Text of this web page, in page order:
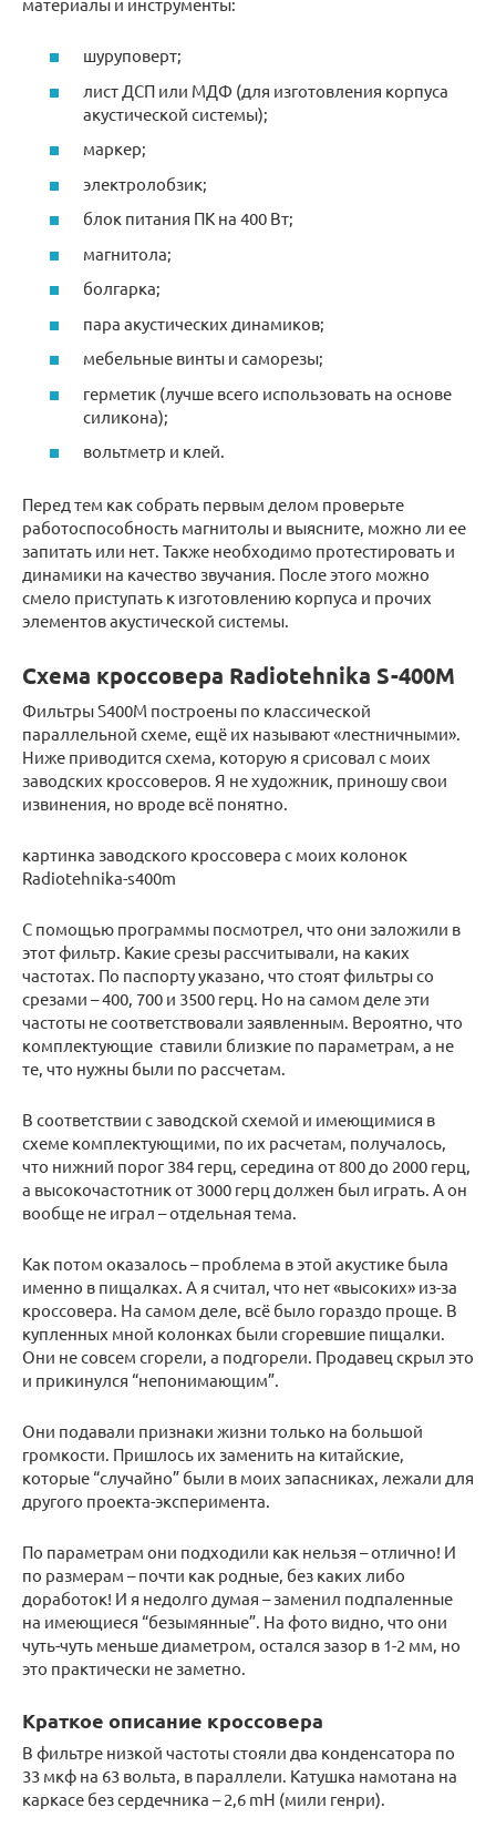
шуруповерт;
лист ДСП или МДФ (для изготовления корпуса
акустической системы);
маркер;
электролобзик;
блок питания ПК на 400 Вт;
магнитола;
болгарка;
пара акустических динамиков;
мебельные винты и саморезы;
герметик (лучше всего использовать на основе
силикона);
вольтметр и клей.
Перед тем как собрать первым делом проверьте
работоспособность магнитолы и выясните, можно ли ее
запитать или нет. Также необходимо протестировать и
динамики на качество звучания. После этого можно
смело приступать к изготовлению корпуса и прочих
элементов акустической системы.
Схема кроссовера Radiotehnika S-400M
Фильтры S400M построены по классической
параллельной схеме, ещё их называют «лестничными».
Ниже приводится схема, которую я срисовал с моих
заводских кроссоверов. Я не художник, приношу свои
извинения, но вроде всё понятно.
картинка заводского кроссовера с моих колонок
Radiotehnika-s400m
С помощью программы посмотрел, что они заложили в
этот фильтр. Какие срезы рассчитывали, на каких
частотах. По паспорту указано, что стоят фильтры со
срезами – 400, 700 и 3500 герц. Но на самом деле эти
частоты не соответствовали заявленным. Вероятно, что
комплектующие ставили близкие по параметрам, а не
те, что нужны были по рассчетам.
В соответствии с заводской схемой и имеющимися в
схеме комплектующими, по их расчетам, получалось,
что нижний порог 384 герц, середина от 800 до 2000 герц,
а высокочастотник от 3000 герц должен был играть. А он
вообще не играл – отдельная тема.
Как потом оказалось – проблема в этой акустике была
именно в пищалках. А я считал, что нет «высоких» из-за
кроссовера. На самом деле, всё было гораздо проще. В
купленных мной колонках были сгоревшие пищалки.
Они не совсем сгорели, а подгорели. Продавец скрыл это
и прикинулся “непонимающим”.
Они подавали признаки жизни только на большой
громкости. Пришлось их заменить на китайские,
которые “случайно” были в моих запасниках, лежали для
другого проекта-эксперимента.
По параметрам они подходили как нельзя – отлично! И
по размерам – почти как родные, без каких либо
доработок! И я недолго думая – заменил подпаленные
на имеющиеся “безымянные”. На фото видно, что они
чуть-чуть меньше диаметром, остался зазор в 1-2 мм, но
это практически не заметно.
Краткое описание кроссовера
В фильтре низкой частоты стояли два конденсатора по
33 мкф на 63 вольта, в параллели. Катушка намотана на
каркасе без сердечника – 2,6 mH (мили генри).